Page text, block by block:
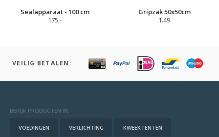
Sealapparaat - 100 cm
175,-
Gripzak 50x50cm
1.49
VEILIG BETALEN:
BEKIJK PRODUCTEN IN:
VOEDINGEN VERLICHTING KWEEKTENTEN